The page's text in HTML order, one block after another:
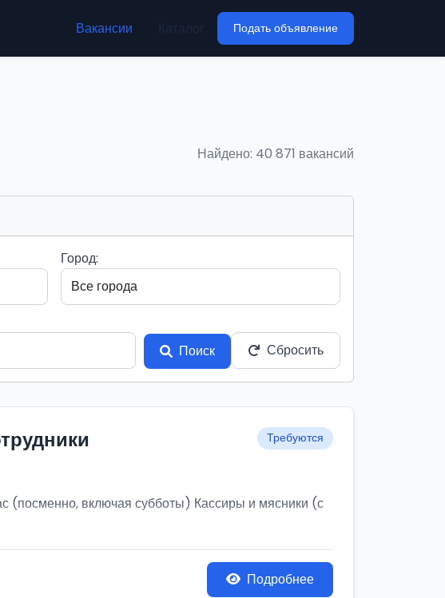
Вакансии Подать объявление
Найдено: 40 871 вакансий
Город:
Поиск
Сбросить
Требуются
включая субботы) Кассиры и мясники (с
Подробнее